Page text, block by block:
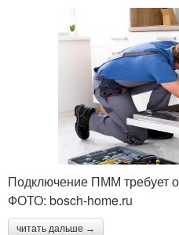
Подключение ПММ требует
ФОТО: bosch-home.ru
читать дальше →